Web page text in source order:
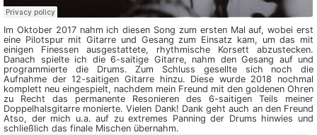
Im Oktober 2017 nahm ich diesen Song zum ersten Mal auf, wobei erst
eine Pilotspur mit Gitarre und Gesang zum Einsatz kam, um das mit
einigen Finessen ausgestattete, rhythmische Korsett abzustecken.
Danach spielte ich die 6-saitige Gitarre, nahm den Gesang auf und
programmierte die Drums. Zum Schluss gesellte sich noch die
Aufnahme der 12-saitigen Gitarre hinzu. Diese wurde 2018 nochmal
komplett neu eingespielt, nachdem mein Freund mit den goldenen Ohren
zu Recht das permanente Resonieren des 6-saitigen Teils meiner
Doppelhalsgitarre monierte. Vielen Dank! Dank geht auch an den Freund
Atso, der mich u.a. auf zu extremes Panning der Drums hinwies und
schließlich das finale Mischen übernahm.